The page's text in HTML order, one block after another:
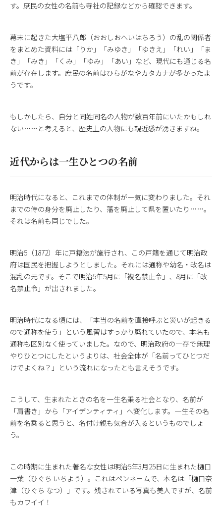
す。庶民の女性の名前も寺社の記録などから確認できます。
幕末に起きた大塩平八郎（おおしおへいはちろう）の乱の関係者
をまとめた資料には「りか」「みゆき」「ゆきえ」「れい」「ま
き」「みき」「くみ」「ゆみ」「あい」など、現代にも通じる名
前が存在します。庶民の名前はひらがなやカタカナが多かったよ
うです。
もしかしたら、自分と同姓同名の人物が数百年前にいたかもしれ
ない……と考えると、歴史上の人物にも親近感が湧きますね。
近代からは一生ひとつの名前
明治時代になると、これまでの体制が一気に変わりました。それ
までの侍の身分を廃止したり、藩を廃止して県を置いたり……。
それは名前も同じでした。
明治5（1872）年に戸籍法が施行され、この戸籍を通じて明治政
府は国民を把握しようとしました。それには通称や幼名・改名は
混乱の元です。そこで明治5年5月に「複名禁止令」、8月に「改
名禁止令」が出されました。
明治時代になる頃には、「本当の名前を直接呼ぶと災いが起きる
ので通称を使う」という風習はすっかり廃れていたので、本名も
通称も区別なく使っていました。なので、明治政府の一存で無理
やりひとつにしたというよりは、社会全体が「名前ってひとつだ
けでよくね？」という流れになったとも言えそうです。
こうして、生まれたときの名を一生名乗る社会となり、名前が
「肩書き」から「アイデンティティ」へ変化します。一生その名
前を名乗ると思うと、名付け親も気合が入るというものでしょ
う。
この時期に生まれた著名な女性は明治5年3月25日に生まれた樋口
一葉（ひぐち いちよう）。これはペンネームで、本名は「樋口奈
津（ひぐち なつ）」です。残されている写真も美人ですが、名前
もカワイイ！